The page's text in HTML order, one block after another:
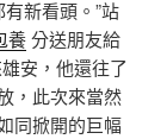
新看頭。”站
養分送朋友給
安，他還往了
，此次來當然
同掀開的巨幅